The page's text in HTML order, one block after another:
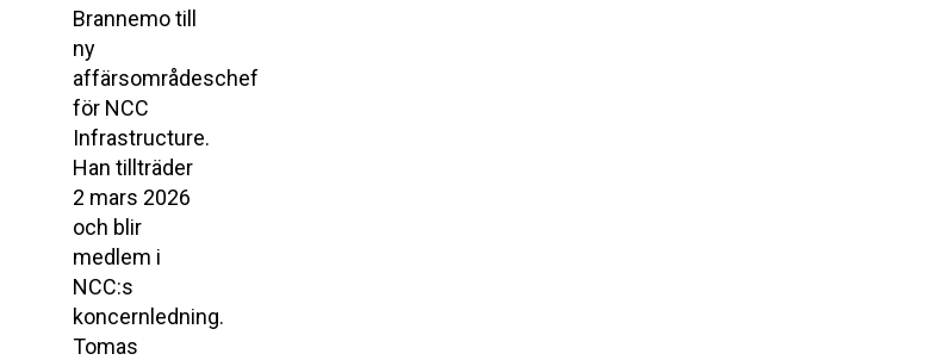
Brannemo till
ny
affärsområdeschef
för NCC
Infrastructure.
Han tillträder
2 mars 2026
och blir
medlem i
NCC:s
koncernledning.
Tomas